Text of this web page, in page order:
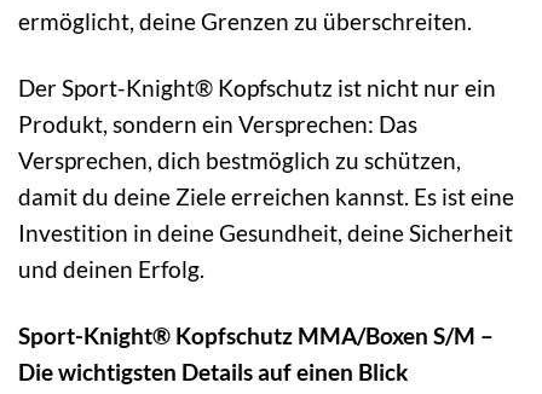
ermöglicht, deine Grenzen zu überschreiten.
Der Sport-Knight® Kopfschutz ist nicht nur ein
Produkt, sondern ein Versprechen: Das
Versprechen, dich bestmöglich zu schützen,
damit du deine Ziele erreichen kannst. Es ist eine
Investition in deine Gesundheit, deine Sicherheit
und deinen Erfolg.
Sport-Knight® Kopfschutz MMA/Boxen S/M –
Die wichtigsten Details auf einen Blick